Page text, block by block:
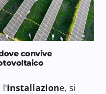
convive
installazione, si